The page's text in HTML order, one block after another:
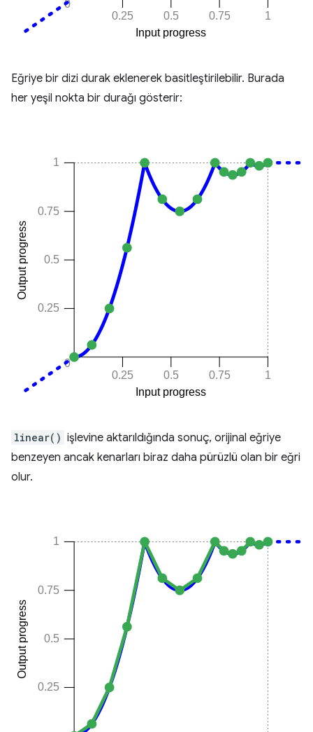
Eğriye bir dizi durak eklenerek basitleştirilebilir. Burada
her yeşil nokta bir durağı gösterir:
linear() işlevine aktarıldığında sonuç, orijinal eğriye
benzeyen ancak kenarları biraz daha pürüzlü olan bir eğri
olur.